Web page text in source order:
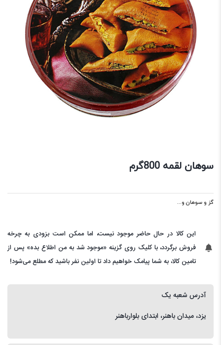
سوهان لقمه 800گرم
گز و سوهان و...
این کالا در حال حاضر موجود نیست، اما ممکن است بزودی به چرخه
فروش برگردد، با کلیک روی گزینه «موجود شد به من اطلاع بده» پس از
تامین کالا، به شما پیامک خواهیم داد تا اولین نفر باشید که مطلع می‌شود!
آدرس شعبه یک
یزد، میدان باهنر، ابتدای بلوارباهنر